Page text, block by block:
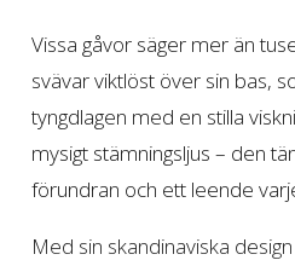
Vissa gåvor säger mer än
svävar viktlöst över sin bas,
tyngdlagen med en stilla
mysigt stämningsljus – den
förundran och ett leende
Med sin skandinaviska